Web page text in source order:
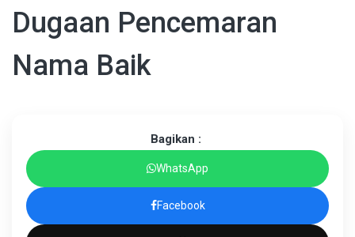
Dugaan Pencemaran
Nama Baik
Bagikan :
WhatsApp
Facebook